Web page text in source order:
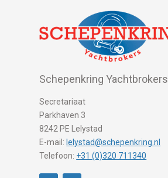
Schepenkring Yachtbrokers
Secretariaat
Parkhaven 3
8242 PE Lelystad
E-mail: lelystad@schepenkring.nl
Telefoon: +31 (0)320 711340